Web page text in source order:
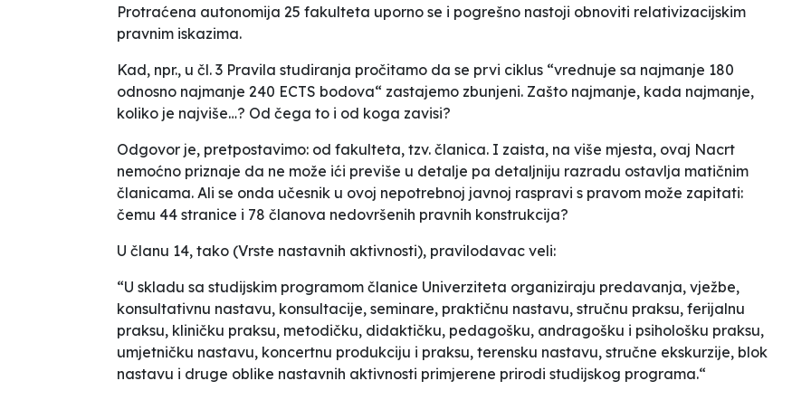
Protraćena autonomija 25 fakulteta uporno se i pogrešno nastoji obnoviti relativizacijskim
pravnim iskazima.
Kad, npr., u čl. 3 Pravila studiranja pročitamo da se prvi ciklus “vrednuje sa najmanje 180
odnosno najmanje 240 ECTS bodova“ zastajemo zbunjeni. Zašto najmanje, kada najmanje,
koliko je najviše…? Od čega to i od koga zavisi?
Odgovor je, pretpostavimo: od fakulteta, tzv. članica. I zaista, na više mjesta, ovaj Nacrt
nemoćno priznaje da ne može ići previše u detalje pa detaljniju razradu ostavlja matičnim
članicama. Ali se onda učesnik u ovoj nepotrebnoj javnoj raspravi s pravom može zapitati:
čemu 44 stranice i 78 članova nedovršenih pravnih konstrukcija?
U članu 14, tako (Vrste nastavnih aktivnosti), pravilodavac veli:
“U skladu sa studijskim programom članice Univerziteta organiziraju predavanja, vježbe,
konsultativnu nastavu, konsultacije, seminare, praktičnu nastavu, stručnu praksu, ferijalnu
praksu, kliničku praksu, metodičku, didaktičku, pedagošku, andragošku i psihološku praksu,
umjetničku nastavu, koncertnu produkciju i praksu, terensku nastavu, stručne ekskurzije, blok
nastavu i druge oblike nastavnih aktivnosti primjerene prirodi studijskog programa.“